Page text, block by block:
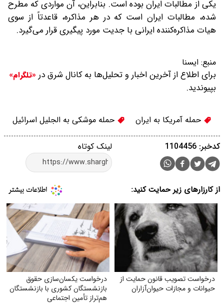
یکی از مطالبات ایران بوده است. بنابراین، آن مواردی که مطرح
شده، مطالبات ایران است که در هر مذاکره، قاعدتاً از سوی
هیات مذاکره‌کننده ایرانی با جدیت مورد پیگیری قرار می‌گیرد.
منبع: ایسنا
برای اطلاع از آخرین اخبار و تحلیل‌ها به کانال شرق در «تلگرام»
بپیوندید.
حمله آمریکا به ایران حمله موشکی به الجلیل اسرائیل
لینک کوتاه کدخبر: 1104456
از کارزارهای زیر حمایت کنید:
درخواست تصویب قانون حمایت از
حیوانات و مجازات حیوان‌آزاران
درخواست یکسان‌سازی حقوق
بازنشستگان کشوری با بازنشستگان
هم‌تراز تأمین اجتماعی